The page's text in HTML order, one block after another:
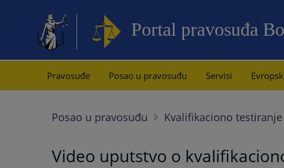
Portal pravosuđa
Pravosuđe Posao u pravosuđu Servisi
Posao u pravosuđu Kvalifikaciono testiranje
Video uputstvo o